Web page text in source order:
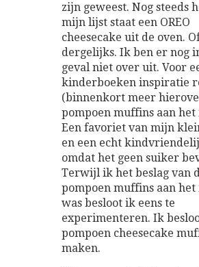
zijn geweest. Nog steeds
mijn lijst staat een OREO
cheesecake uit de oven.
dergelijks. Ik ben er nog
geval niet over uit. Voor
kinderboeken inspiratie
(binnenkort meer
pompoen muffins aan het
Een favoriet van mijn
en een echt
omdat het geen suiker
Terwijl ik het beslag van
pompoen muffins aan het
was besloot ik eens te
experimenteren. Ik
pompoen cheesecake
maken.